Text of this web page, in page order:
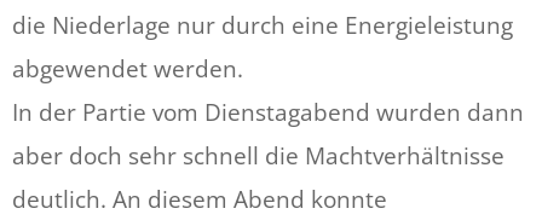
die Niederlage nur durch eine Energieleistung
abgewendet werden.
In der Partie vom Dienstagabend wurden dann
aber doch sehr schnell die Machtverhältnisse
deutlich. An diesem Abend konnte